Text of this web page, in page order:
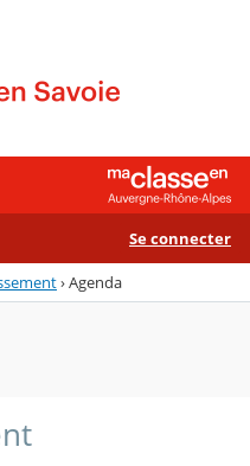
Se connecter
›Agenda